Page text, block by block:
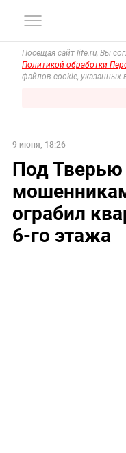
Посещая сайт life.ru, Вы
Политикой обработки
файлов cookie, указанных
9 июня, 18:26
Под
ограбил
6-го этажа